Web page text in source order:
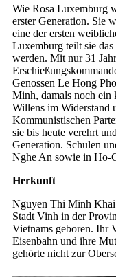
Wie Rosa Luxemburg
erster Generation. Sie
eine der ersten
Luxemburg teilt sie
werden. Mit nur 31
Genossen Le Hong
Minh, damals noch ein
Willens im Widerstand
Kommunistischen
sie bis heute verehrt
Generation. Schulen
Nghe An sowie in Ho-
Herkunft
Nguyen Thi Minh
Stadt Vinh in der
Vietnams geboren. Ihr
Eisenbahn und ihre
gehörte nicht zur